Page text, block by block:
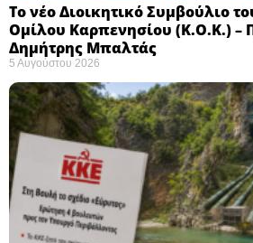
Το νέο Διοικητικό Συμβούλιο
Ομίλου Καρπενησίου (Κ.Ο.Κ.) –
Δημήτρης Μπαλτάς
5 Αυγούστου 2026